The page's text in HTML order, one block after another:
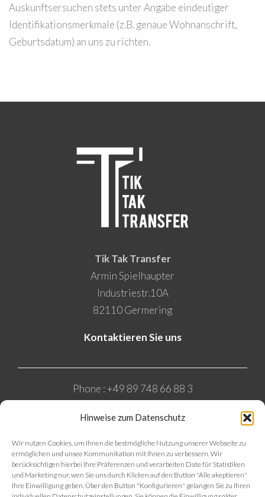
Hinweise zum Datenschutz
Wir nutzen Cookies, um Ihnen die bestmögliche Nutzung unserer Webseite zu
ermöglichen und unsee Kommunikation mit Ihnen zu verbessern. Wir
berücksichtigen hierbei Ihre Präferenzen und verarbeiten Date für Statistiken
und Marketing nur, wen Sie uns durch Klicken auf den Button "Alle akeptieren"
Ihre Einwilligung geben. Über den Button "Konfigurieren" gelangen Sie zu Ihren
Auskunftsersuchen stets unter Angabe eindeutiger
Identifikationsmerkmale (z.B. genaue Wohnanschrift,
Geburtsdatum) an uns zu richten.
Tik Tak Transfer
Armin Spielhaupter
Industriestr.10A
82110 Germering
Kontaktieren Sie uns
Phone : +49 89 748 66 88 3
Email : contact@tiktaktransfer.com